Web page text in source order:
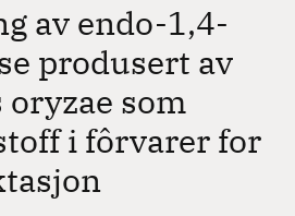
av endo-1,4-
produsert av
som
i fôrvarer for